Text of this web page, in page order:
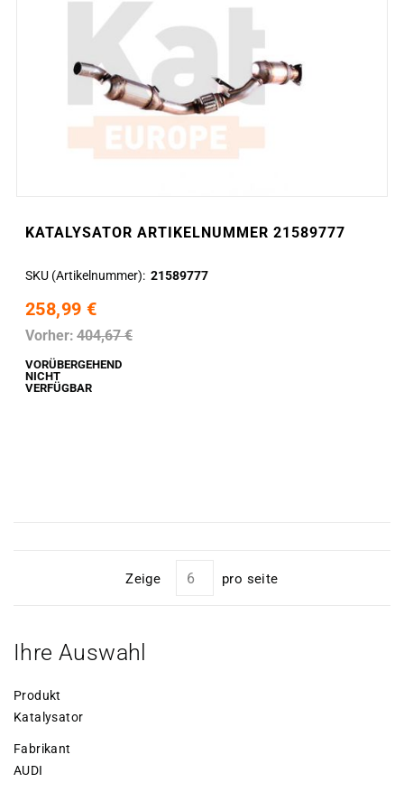
KATALYSATOR ARTIKELNUMMER 21589777
SKU (Artikelnummer) 21589777
258,99 €
Vorher: 404,67 €
VORÜBERGEHEND
NICHT
VERFÜGBAR
Zeige pro seite
Ihre Auswahl
Produkt
Katalysator
Fabrikant
AUDI